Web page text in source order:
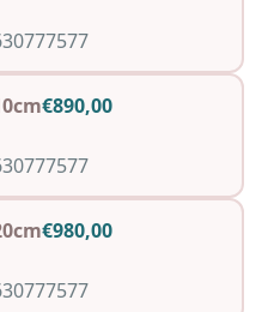
€890,00
€980,00